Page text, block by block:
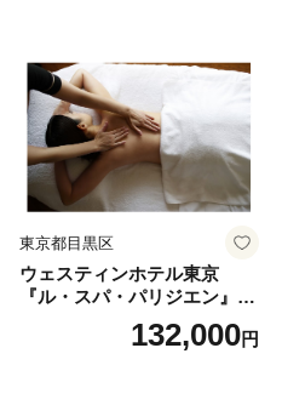
東京都目黒区
ウェスティンホテル東京
『ル・スパ・パリジエン』選
べるボディセラピー90分/1名
132,000円